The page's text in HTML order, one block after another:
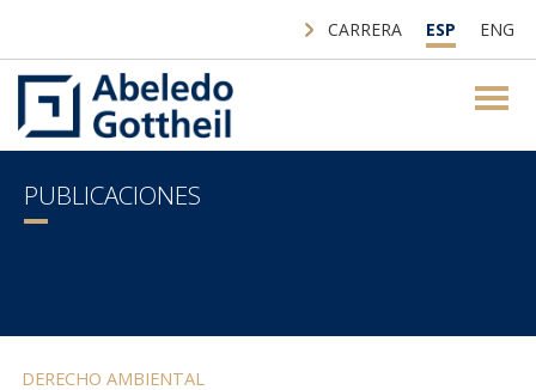
CARRERA ESP ENG
PUBLICACIONES
DERECHO AMBIENTAL